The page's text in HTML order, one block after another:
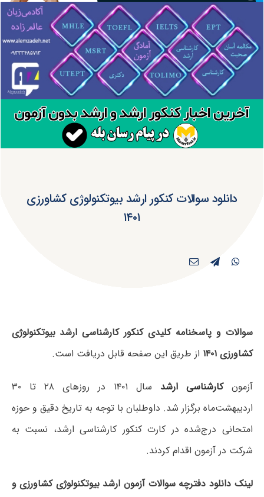
دانلود سوالات کنکور ارشد بیوتکنولوژی کشاورزی
۱۴۰۱
سوالات و پاسخنامه کلیدی کنکور کارشناسی ارشد بیوتکنولوژی
کشاورزی ۱۴۰۱
از طریق این صفحه قابل دریافت است.
آزمونکارشناسی ارشد
سال ۱۴۰۱ در روزهای ۲۸ تا ۳۰
اردیبهشت‌ماه برگزار شد. داوطلبان با توجه به تاریخ دقیق و حوزه
امتحانی درج‌شده در کارت کنکور کارشناسی ارشد، نسبت به
شرکت در آزمون اقدام کردند.
لینک دانلود دفترچه سوالات آزمون ارشد بیوتکنولوژی کشاورزی و